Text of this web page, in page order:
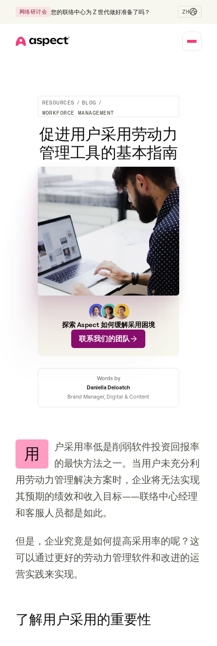
网络研讨会 您的联络中心为 Z 世代做好准备了吗？ ZH
RESOURCES / BLOG /
WORKFORCE MANAGEMENT
促进用户采用劳动力
管理工具的基本指南
探索 Aspect 如何缓解采用困境
联系我们的团队
Words by
Daniella Deloatch
Brand Manager, Digital & Content
用
户采用率低是削弱软件投资回报率
的最快方法之一。当用户未充分利
用劳动力管理解决方案时，企业将无法实现
其预期的绩效和收入目标——联络中心经理
和客服人员都是如此。
但是，企业究竟是如何提高采用率的呢？这
可以通过更好的劳动力管理软件和改进的运
营实践来实现。
了解用户采用的重要性